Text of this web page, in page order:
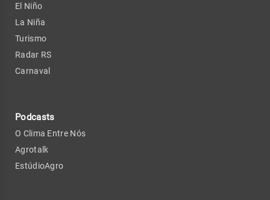
El Niño
La Niña
Turismo
Radar RS
Carnaval
Podcasts
O Clima Entre Nós
Agrotalk
EstúdioAgro